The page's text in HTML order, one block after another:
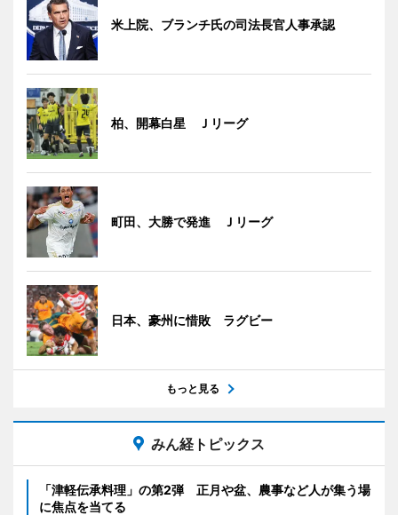
米上院、ブランチ氏の司法長官人事承認
柏、開幕白星 Ｊリーグ
町田、大勝で発進 Ｊリーグ
日本、豪州に惜敗 ラグビー
もっと見る
みん経トピックス
「津軽伝承料理」の第2弾 正月や盆、農事など人が集う場
に焦点を当てる